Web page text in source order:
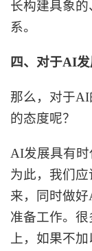
长构建具象
系。
四、对于AI发
那么，对于AI
的态度呢？
AI发展具有时
为此，我们
来，同时做
准备工作。
上，如果不